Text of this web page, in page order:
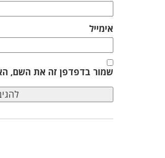
אימייל
שמור בדפדפן זה את השם,